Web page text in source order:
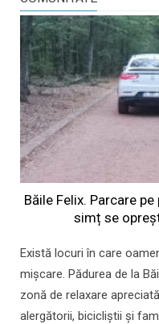
Băile Felix. Parcare
simț se
Există locuri în care
mișcare. Pădurea de la
zonă de relaxare
alergătorii, bicicliștii și